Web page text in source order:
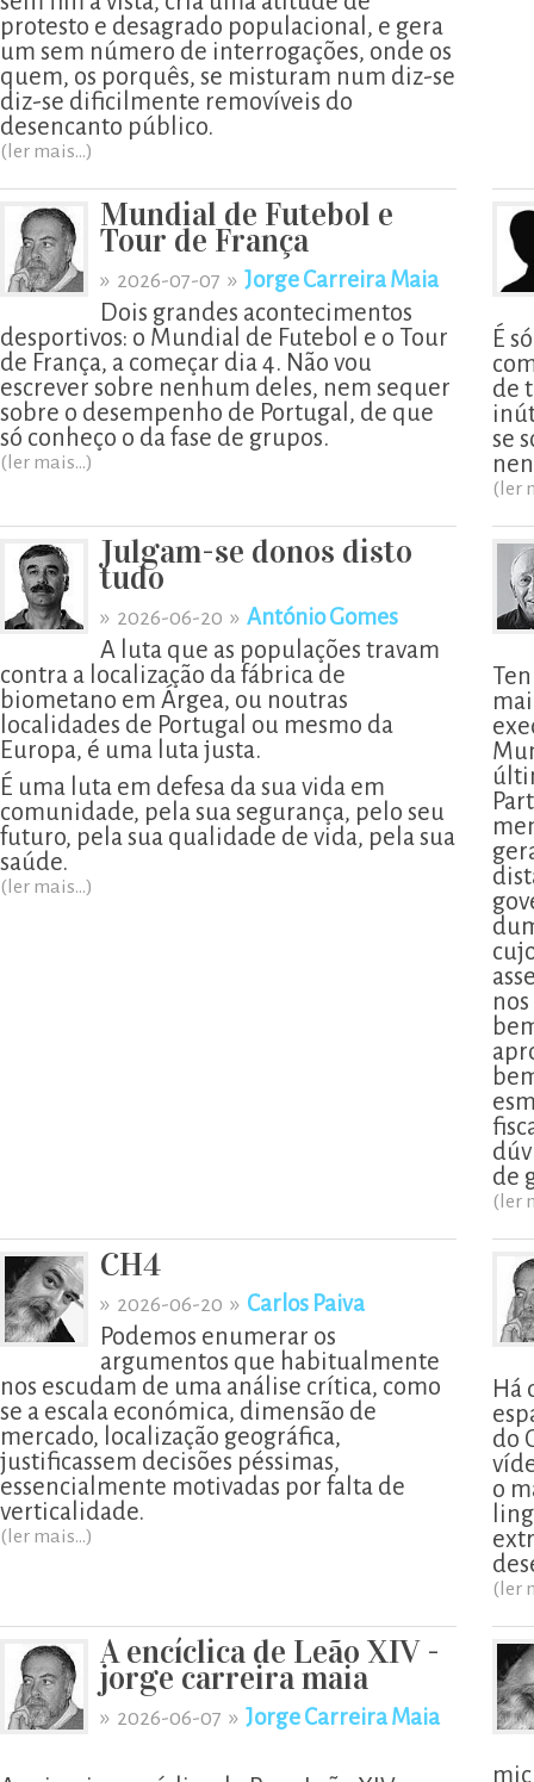
protesto e desagrado populacional, e gera
um sem número de interrogações, onde os
quem, os porquês, se misturam num diz-se
diz-se dificilmente removíveis do
desencanto público.
(ler mais...)
Mundial de Futebol e
Tour de França
» 2026-07-07 » Jorge Carreira Maia
Dois grandes acontecimentos
desportivos: o Mundial de Futebol e o Tour
de França, a começar dia 4. Não vou
escrever sobre nenhum deles, nem sequer
sobre o desempenho de Portugal, de que
só conheço o da fase de grupos.
(ler mais...)
É
de
se
(ler
Julgam-se donos disto
tudo
» 2026-06-20 » António Gomes
A luta que as populações travam
contra a localização da fábrica de
biometano em Árgea, ou noutras
localidades de Portugal ou mesmo da
Europa, é uma luta justa.
É uma luta em defesa da sua vida em
comunidade, pela sua segurança, pelo seu
futuro, pela sua qualidade de vida, pela sua
saúde.
(ler mais...)
de
(ler
CH4
» 2026-06-20 » Carlos Paiva
Podemos enumerar os
argumentos que habitualmente
nos escudam de uma análise crítica, como
se a escala económica, dimensão de
mercado, localização geográfica,
justificassem decisões péssimas,
essencialmente motivadas por falta de
verticalidade.
(ler mais...)
Há
do
o
(ler
A encíclica de Leão XIV -
jorge carreira maia
» 2026-06-07 » Jorge Carreira Maia